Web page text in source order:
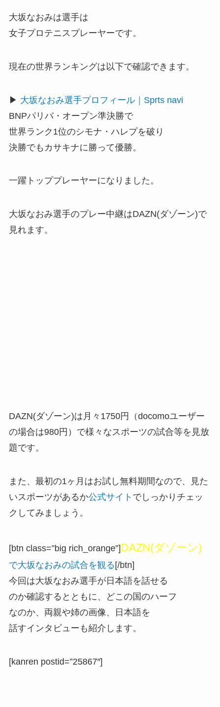
大坂なおみは選手は
女子プロテニスプレーヤーです。
現在の世界ランキングは以下で確認できます。
▶ 大坂なおみ選手プロフィール｜Sprts navi
BNPパリバ・オープン準決勝で
世界ランク1位のシモナ・ハレプを破り
決勝でもカサキナに勝って優勝。
一躍トッププレーヤーになりました。
大坂なおみ選手のプレー中継はDAZN(ダゾーン)で
見れます。
DAZN(ダゾーン)は月々1750円（docomoユーザー
の場合は980円）で様々なスポーツの試合等を見放
題です。
また、最初の1ヶ月はお試し無料期間なので、見た
いスポーツがあるか公式サイト でしっかりチェッ
クしてみましょう。
[btn class=”big rich_orange”]DAZN(ダゾーン)
で大坂なおみの試合を観る[/btn]
今回は大坂なおみ選手が日本語を話せる
のか確認するとともに、どこの国のハーフ
なのか、両親や姉の画像、日本語を
話すインタビューも紹介します。
[kanren postid=”25867″]